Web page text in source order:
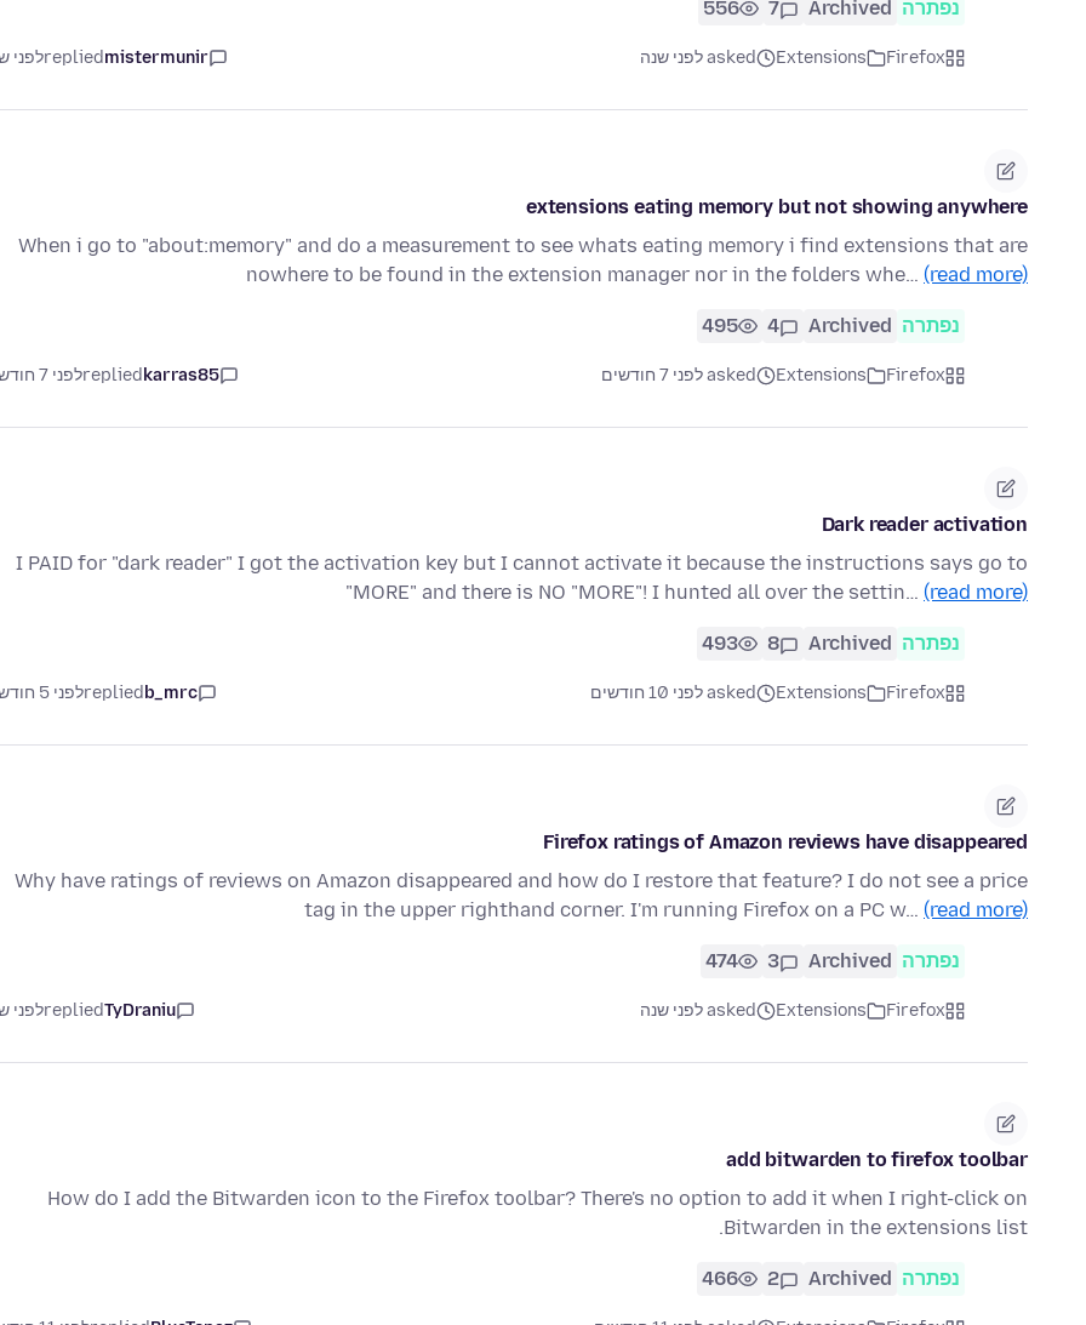
נפתרה Archived
7
556
Firefox
Extensions asked לפני שנה mistermunir
repliedלפני
extensions eating memory but not showing anywhere
When i go to "about:memory" and do a measurement to see whats eating memory i find extensions that are
nowhere to be found in the extension manager nor in the folders whe… (read more)
נפתרה Archived
4
495
Firefox
Extensions asked לפני 7 חודשים karras85
repliedלפני 7 חודשים
Dark reader activation
I PAID for "dark reader" I got the activation key but I cannot activate it because the instructions says go to
"MORE" and there is NO "MORE"! I hunted all over the settin… (read more)
נפתרה Archived
8
493
Firefox
Extensions asked לפני 10 חודשים b_mrc
repliedלפני 5 חודשים
Firefox ratings of Amazon reviews have disappeared
Why have ratings of reviews on Amazon disappeared and how do I restore that feature? I do not see a price
tag in the upper righthand corner. I'm running Firefox on a PC w… (read more)
נפתרה Archived
3
474
Firefox
Extensions asked לפני שנה TyDraniu
repliedלפני
add bitwarden to firefox toolbar
How do I add the Bitwarden icon to the Firefox toolbar? There's no option to add it when I right-click on
Bitwarden in the extensions list.
נפתרה Archived
2
466